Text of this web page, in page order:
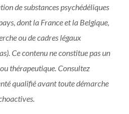
de substances psychédéliques
dont la France et la Belgique,
ou de cadres légaux
Ce contenu ne constitue pas un
thérapeutique. Consultez
qualifié avant toute démarche